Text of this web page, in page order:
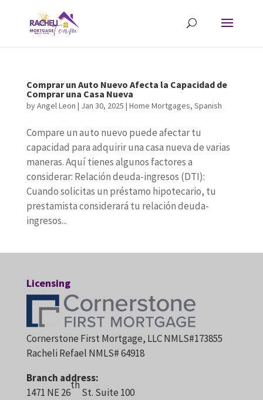
Comprar un Auto Nuevo Afecta la Capacidad de
Comprar una Casa Nueva
byAngel Leon | Jan 30, 2025 | Home Mortgages, Spanish
Compare un auto nuevo puede afectar tu
capacidad para adquirir una casa nueva de varias
maneras. Aquí tienes algunos factores a
considerar: Relación deuda-ingresos (DTI):
Cuando solicitas un préstamo hipotecario, tu
prestamista considerará tu relación deuda-
ingresos...
Licensing
Cornerstone First Mortgage, LLC NMLS#173855
Racheli Refael NMLS# 64918
Branch address:
1471 NE 26
th
St. Suite 100